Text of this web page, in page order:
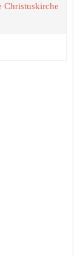
Christuskirche